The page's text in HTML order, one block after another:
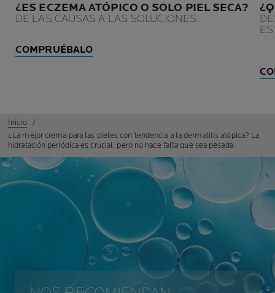
¿ES ECZEMA ATÓPICO O SOLO PIEL SECA?
DE LAS CAUSAS A LAS SOLUCIONES
COMPRUÉBALO
Inicio
¿La mejor crema para las pieles con tendencia a la dermatitis atópica? La
hidratación periódica es crucial, pero no hace falta que sea pesada.